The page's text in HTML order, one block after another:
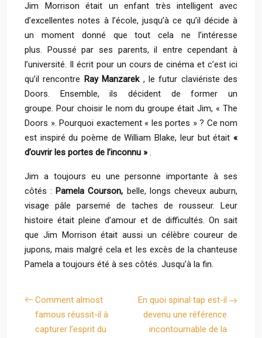
Jim Morrison était un enfant très intelligent avec
d’excellentes notes à l’école, jusqu’à ce qu’il décide à
un moment donné que tout cela ne l’intéresse
plus. Poussé par ses parents, il entre cependant à
l’université. Il écrit pour un cours de cinéma et c’est ici
qu’il rencontre Ray Manzarek, le futur claviériste des
Doors. Ensemble, ils décident de former un
groupe. Pour choisir le nom du groupe était Jim, « The
Doors ». Pourquoi exactement « les portes » ? Ce nom
est inspiré du poème de William Blake, leur but était «
d’ouvrir les portes de l’inconnu ».
Jim a toujours eu une personne importante à ses
côtés :Pamela Courson, belle, longs cheveux auburn,
visage pâle parsemé de taches de rousseur. Leur
histoire était pleine d’amour et de difficultés. On sait
que Jim Morrison était aussi un célèbre coureur de
jupons, mais malgré cela et les excès de la chanteuse
Pamela a toujours été à ses côtés. Jusqu’à la fin.
Comment almost
famous réussit-il à
capturer l’esprit du
En quoi spinal tap est-il
devenu une référence
incontournable de la